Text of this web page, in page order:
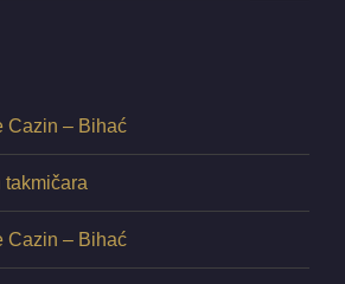
Cazin – Bihać
takmičara
Cazin – Bihać